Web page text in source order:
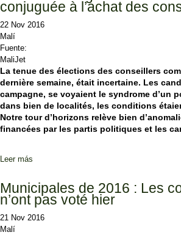
conjuguée à l’achat des
22 Nov 2016
Malí
Fuente:
MaliJet
La tenue des élections des conseillers
dernière semaine, était incertaine. Les
campagne, se voyaient le syndrome d’un
dans bien de localités, les conditions
Notre tour d’horizons relève bien
financées par les partis politiques et les
Leer más
Municipales de 2016 : Les
n’ont pas voté hier
21 Nov 2016
Malí